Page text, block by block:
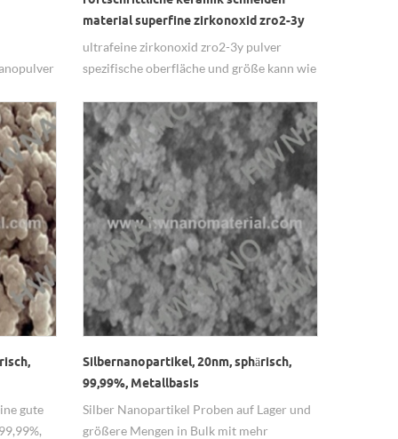
dieser
6,58
wie
50nm,
2
cm3)
Sic,
material superfine zirkonoxid zro2-3y
pulver
ultrafeine zirkonoxid zro2-3y pulver
spezifische oberfläche und größe kann wie
gute
Silbernanopartikel, 20nm, sphärisch,
99,99%, Metallbasis
Silber Nanopartikel Proben auf Lager und
größere Mengen in Bulk mit mehr